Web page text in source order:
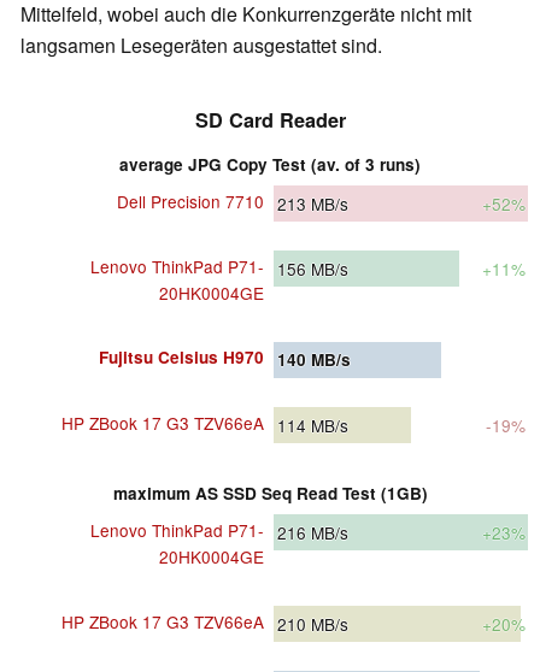
Mittelfeld, wobei auch die Konkurrenzgeräte nicht mit
langsamen Lesegeräten ausgestattet sind.
SD Card Reader
average JPG Copy Test (av. of 3 runs)
Dell Precision 7710 213 MB/s +52%
Lenovo ThinkPad P71-
20HK0004GE
156 MB/s +11%
Fujitsu Celsius H970 140 MB/s
HP ZBook 17 G3 TZV66eA 114 MB/s -19%
maximum AS SSD Seq Read Test (1GB)
Lenovo ThinkPad P71-
20HK0004GE
216 MB/s +23%
HP ZBook 17 G3 TZV66eA 210 MB/s +20%